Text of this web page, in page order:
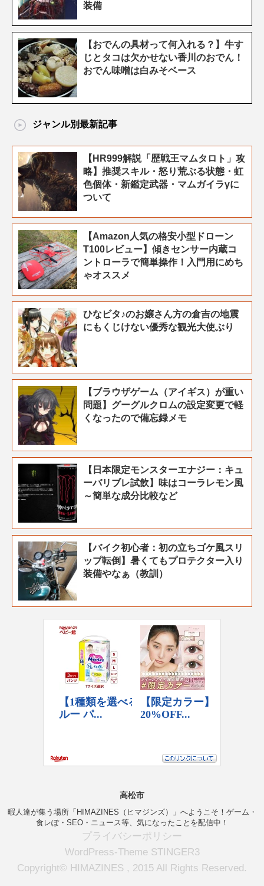
装備
【おでんの具材って何入れる？】牛す
じとタコは欠かせない香川のおでん！
おでん味噌は白みそベース
ジャンル別最新記事
【HR999解説「歴戦王マムタロト」攻
略】推奨スキル・怒り荒ぶる状態・虹
色個体・新鑑定武器・マムガイラγに
ついて
【Amazon人気の格安小型ドローン
T100レビュー】傾きセンサー内蔵コ
ントローラで簡単操作！入門用にめち
ゃオススメ
ひなビタ♪のお嬢さん方の倉吉の地震
にもくじけない優秀な観光大使ぶり
【ブラウザゲーム（アイギス）が重い
問題】グーグルクロムの設定変更で軽
くなったので備忘録メモ
【日本限定モンスターエナジー：キュ
ーバリブレ試飲】味はコーラレモン風
～簡単な成分比較など
【バイク初心者：初の立ちゴケ風スリ
ップ転倒】暑くてもプロテクター入り
装備やなぁ（教訓）
高松市
暇人達が集う場所「HIMAZINES（ヒマジンズ）」へようこそ！ゲーム・
食レぽ・SEO・ニュース等、気になったことを配信中！
プライバシーポリシー
WordPress-Theme STINGER3
Copyright© HIMAZINES , 2015 All Rights Reserved.